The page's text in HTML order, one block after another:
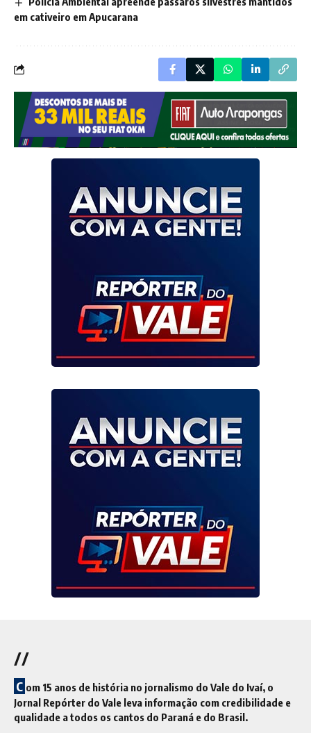
em cativeiro em Apucarana
//
C om 15 anos de história no jornalismo do Vale do Ivaí, o
Jornal Repórter do Vale leva informação com credibilidade e
qualidade a todos os cantos do Paraná e do Brasil.